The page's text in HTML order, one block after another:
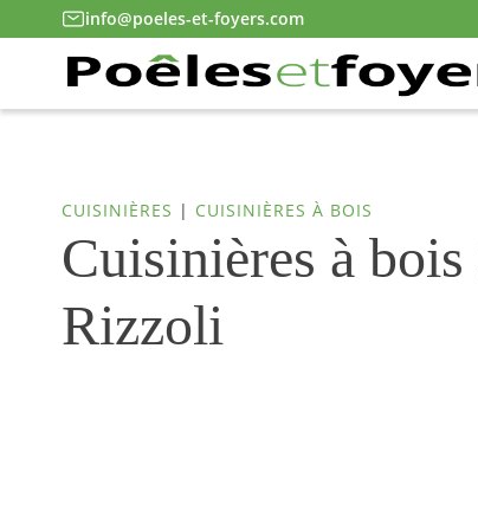
info@poeles-et-foyers.com
CUISINIÈRES | CUISINIÈRES À BOIS
Cuisinières à
Rizzoli